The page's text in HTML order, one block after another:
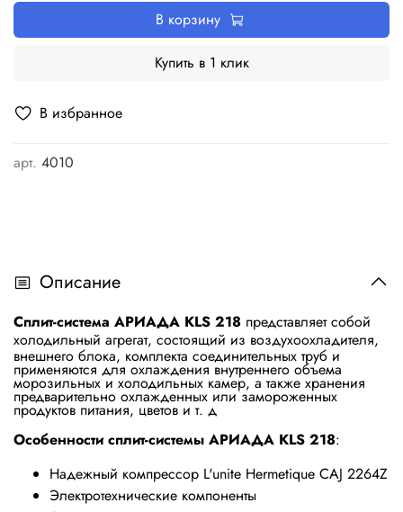
В избранное
арт. 4010
В корзину
Купить в 1 клик
Описание
Сплит-система АРИАДА KLS 218 представляет собой
холодильный агрегат, состоящий из воздухоохладителя,
внешнего блока, комплекта соединительных труб и
применяются для охлаждения внутреннего объема
морозильных и холодильных камер, а также хранения
предварительно охлажденных или замороженных
продуктов питания, цветов и т. д
Особенности сплит-системы АРИАДА KLS 218:
Надежный компрессор L'unite Hermetique CAJ 2264Z
Электротехнические компоненты